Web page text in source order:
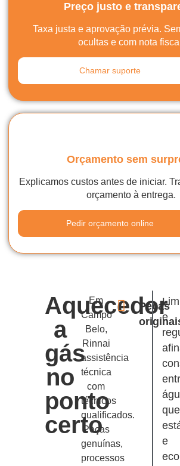
Preço justo e
Taxa justa e aprovação prévia.
ocultas e com nota
Chamar suporte
Orçamento sem
Explicamos custos antes de iniciar.
orçamento à entrega.
Pedir orçamento online
Aquecedor
a
gás
no
ponto
certo
Em
Campo
Belo,
Rinnai
assistência
técnica
com
técnicos
qualificados.
Peças
genuínas,
processos
Peças
e
e